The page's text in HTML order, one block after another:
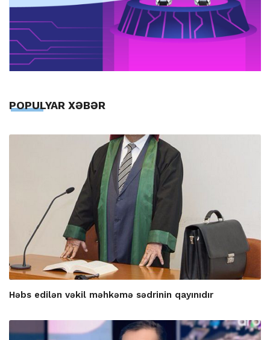
POPULYAR XƏBƏR
Həbs edilən vəkil məhkəmə sədrinin qayınıdır